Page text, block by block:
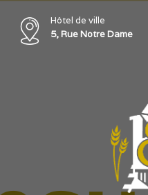
Hôtel de ville
5, Rue Notre Dame